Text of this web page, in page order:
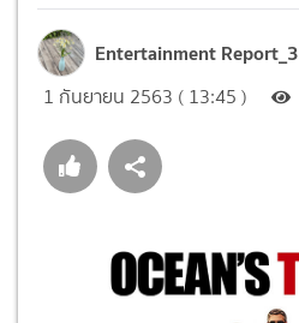
Entertainment Report_3
1 กันยายน 2563 ( 13:45 )